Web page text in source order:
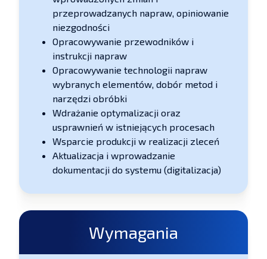
przeprowadzanych napraw, opiniowanie
niezgodności
Opracowywanie przewodników i
instrukcji napraw
Opracowywanie technologii napraw
wybranych elementów, dobór metod i
narzędzi obróbki
Wdrażanie optymalizacji oraz
usprawnień w istniejących procesach
Wsparcie produkcji w realizacji zleceń
Aktualizacja i wprowadzanie
dokumentacji do systemu (digitalizacja)
Wymagania